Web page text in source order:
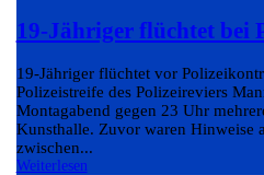
19-Jähriger flüchtet bei
19-Jähriger flüchtet vor
Polizeistreife des Polizeireviers
Montagabend gegen 23 Uhr
Kunsthalle. Zuvor waren Hinweise
zwischen...
Weiterlesen